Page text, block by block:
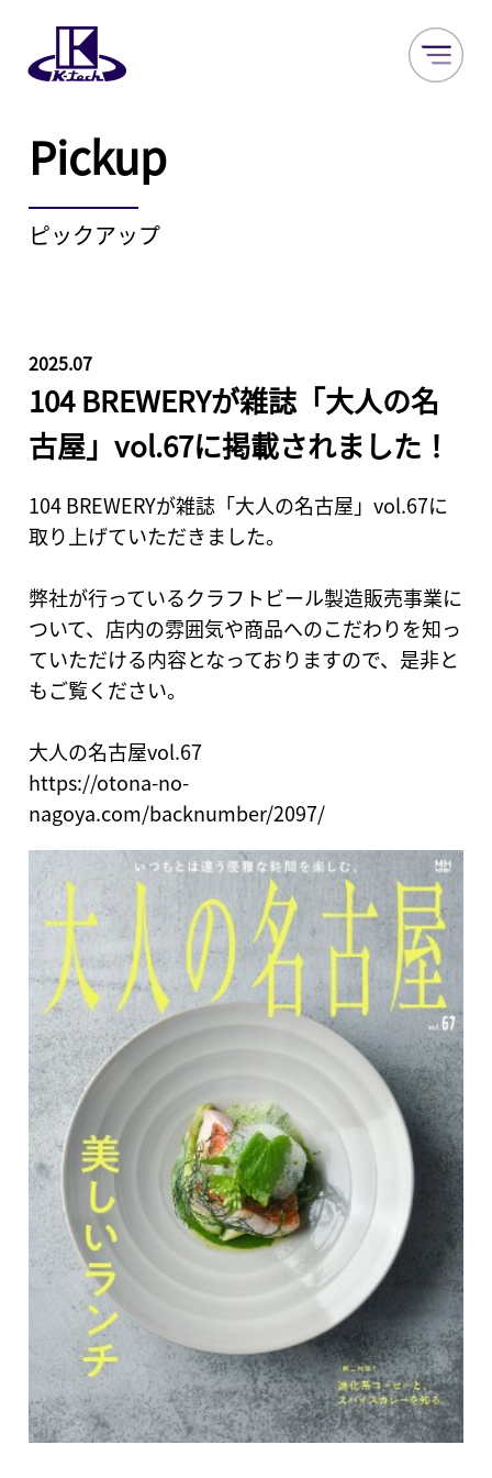
Pickup
ピックアップ
2025.07
104 BREWERYが雑誌「大人の名
古屋」vol.67に掲載されました！
104 BREWERYが雑誌「大人の名古屋」vol.67に
取り上げていただきました。
弊社が行っているクラフトビール製造販売事業に
ついて、店内の雰囲気や商品へのこだわりを知っ
ていただける内容となっておりますので、是非と
もご覧ください。
大人の名古屋vol.67
https://otona-no-
nagoya.com/backnumber/2097/